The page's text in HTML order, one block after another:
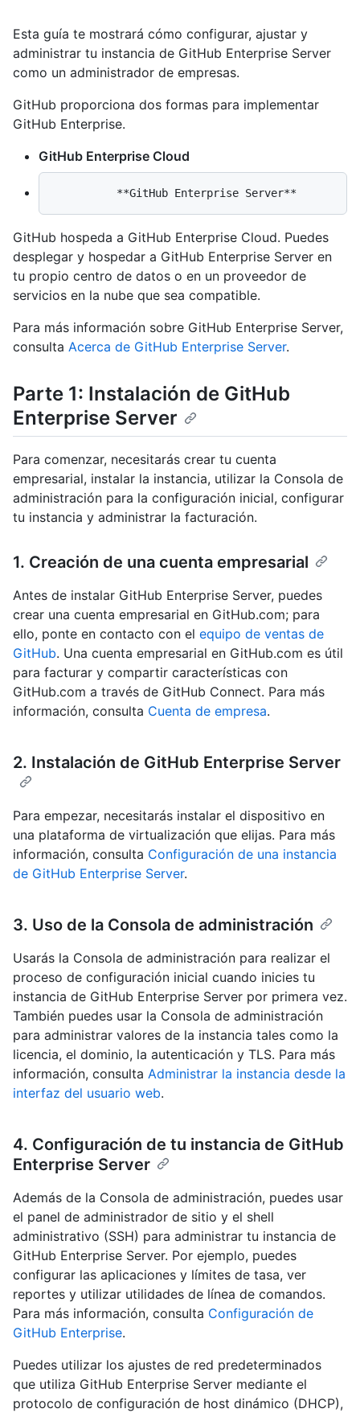
Esta guía te mostrará cómo configurar, ajustar y
administrar tu instancia de GitHub Enterprise Server
como un administrador de empresas.
GitHub proporciona dos formas para implementar
GitHub Enterprise.
GitHub Enterprise Cloud
GitHub hospeda a GitHub Enterprise Cloud. Puedes
desplegar y hospedar a GitHub Enterprise Server en
tu propio centro de datos o en un proveedor de
servicios en la nube que sea compatible.
Para más información sobre GitHub Enterprise Server,
consulta Acerca de GitHub Enterprise Server.
Parte 1: Instalación de GitHub
Enterprise Server
Para comenzar, necesitarás crear tu cuenta
empresarial, instalar la instancia, utilizar la Consola de
administración para la configuración inicial, configurar
tu instancia y administrar la facturación.
1. Creación de una cuenta empresarial
Antes de instalar GitHub Enterprise Server, puedes
crear una cuenta empresarial en GitHub.com; para
ello, ponte en contacto con el equipo de ventas de
GitHub. Una cuenta empresarial en GitHub.com es útil
para facturar y compartir características con
GitHub.com a través de GitHub Connect. Para más
información, consulta Cuenta de empresa.
2. Instalación de GitHub Enterprise Server
Para empezar, necesitarás instalar el dispositivo en
una plataforma de virtualización que elijas. Para más
información, consulta Configuración de una instancia
de GitHub Enterprise Server.
3. Uso de la Consola de administración
Usarás la Consola de administración para realizar el
proceso de configuración inicial cuando inicies tu
instancia de GitHub Enterprise Server por primera vez.
También puedes usar la Consola de administración
para administrar valores de la instancia tales como la
licencia, el dominio, la autenticación y TLS. Para más
información, consulta Administrar la instancia desde la
interfaz del usuario web.
4. Configuración de tu instancia de GitHub
Enterprise Server
Además de la Consola de administración, puedes usar
el panel de administrador de sitio y el shell
administrativo (SSH) para administrar tu instancia de
GitHub Enterprise Server. Por ejemplo, puedes
configurar las aplicaciones y límites de tasa, ver
reportes y utilizar utilidades de línea de comandos.
Para más información, consulta Configuración de
GitHub Enterprise.
Puedes utilizar los ajustes de red predeterminados
que utiliza GitHub Enterprise Server mediante el
protocolo de configuración de host dinámico (DHCP),